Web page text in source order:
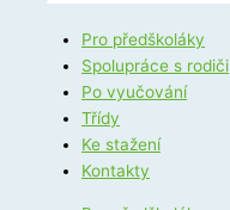
Pro předškoláky
Spolupráce s rodiči
Po vyučování
Třídy
Ke stažení
Kontakty